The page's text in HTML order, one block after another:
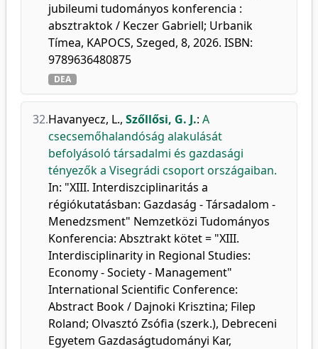
jubileumi tudományos konferencia :
absztraktok / Keczer Gabriell; Urbanik
Tímea, KAPOCS, Szeged, 8, 2026. ISBN:
9789636480875
DEA
32.Havanyecz, L., Szőllősi, G. J.: A
csecsemőhalandóság alakulását
befolyásoló társadalmi és gazdasági
tényezők a Visegrádi csoport országaiban.
In: "XIII. Interdiszciplinaritás a
régiókutatásban: Gazdaság - Társadalom -
Menedzsment" Nemzetközi Tudományos
Konferencia: Absztrakt kötet = "XIII.
Interdisciplinarity in Regional Studies:
Economy - Society - Management"
International Scientific Conference:
Abstract Book / Dajnoki Krisztina; Filep
Roland; Olvasztó Zsófia (szerk.), Debreceni
Egyetem Gazdaságtudományi Kar,